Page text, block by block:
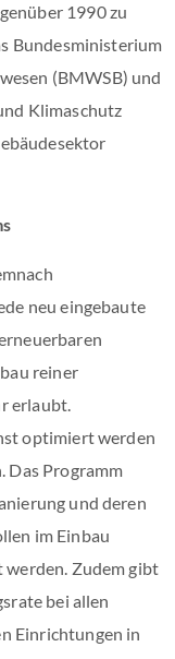
1990 zu
Bundesministerium
(BMWSB) und
Klimaschutz
neu eingebaute
reiner
erlaubt.
optimiert werden
Das Programm
und deren
im Einbau
werden. Zudem gibt
bei allen
Einrichtungen in